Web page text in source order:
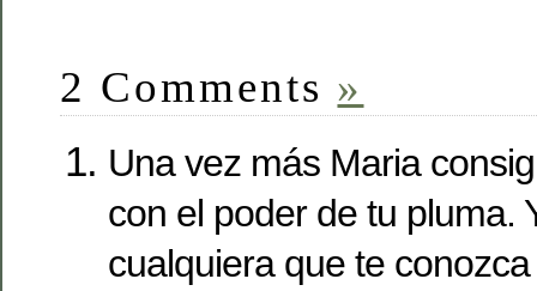
2 Comments »
Una vez más Maria
con el poder de tu pluma.
cualquiera que te